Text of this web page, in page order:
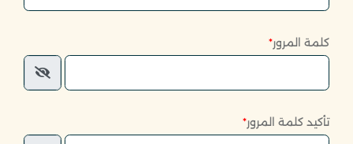
كلمة المرور*
تأكيد كلمة المرور*